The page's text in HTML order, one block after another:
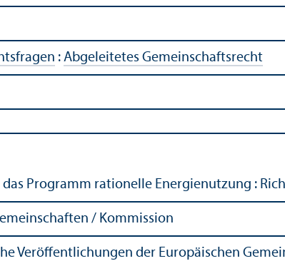
: Abgeleitetes Gemeinschafts­recht
das Programm rationelle Energienutzung :
/ Kommission
Veröffentlichungen der Europäischen